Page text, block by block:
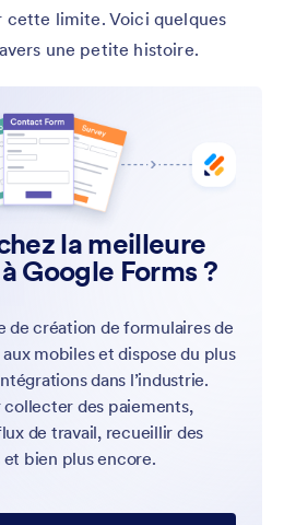
cette limite. Voici quelques
une petite histoire.
la meilleure
Google Forms ?
de création de formulaires de
mobiles et dispose du plus
dans l’industrie.
collecter des paiements,
de travail, recueillir des
bien plus encore.